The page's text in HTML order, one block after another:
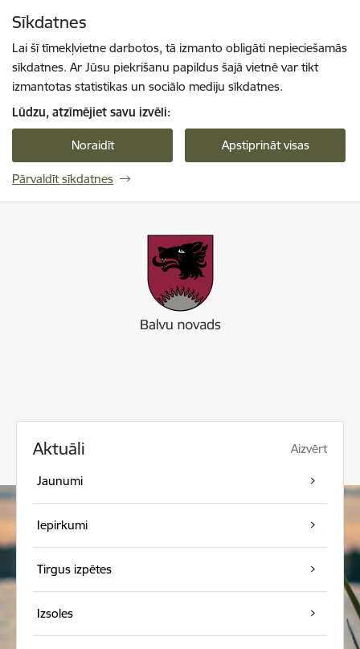
Sīkdatnes
Lai šī tīmekļvietne darbotos, tā izmanto obligāti nepieciešamās
sīkdatnes. Ar Jūsu piekrišanu papildus šajā vietnē var tikt
izmantotas statistikas un sociālo mediju sīkdatnes.
Lūdzu, atzīmējiet savu izvēli:
Noraidīt Apstiprināt visas
Pārvaldīt sīkdatnes
Aktuāli Aizvērt
Jaunumi
Iepirkumi
Tirgus izpētes
Izsoles